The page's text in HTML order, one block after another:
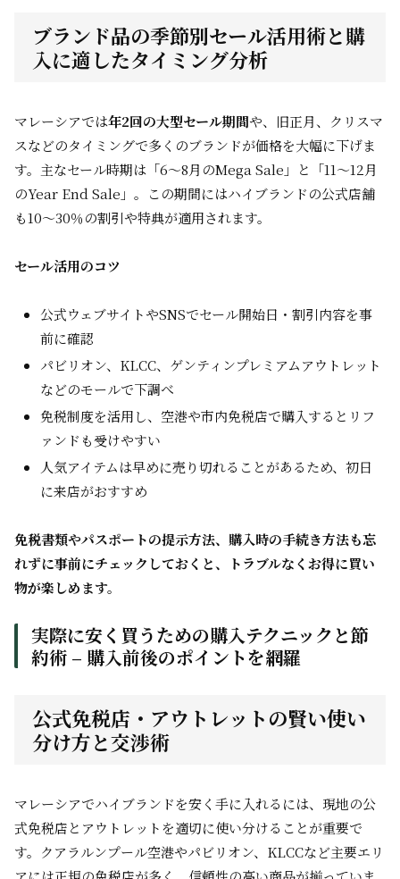
ブランド品の季節別セール活用術と購
入に適したタイミング分析
マレーシアでは年2回の大型セール期間や、旧正月、クリスマ
スなどのタイミングで多くのブランドが価格を大幅に下げま
す。主なセール時期は「6～8月のMega Sale」と「11～12月
のYear End Sale」。この期間にはハイブランドの公式店舗
も10～30％の割引や特典が適用されます。
セール活用のコツ
公式ウェブサイトやSNSでセール開始日・割引内容を事
前に確認
パビリオン、KLCC、ゲンティンプレミアムアウトレット
などのモールで下調べ
免税制度を活用し、空港や市内免税店で購入するとリフ
ァンドも受けやすい
人気アイテムは早めに売り切れることがあるため、初日
に来店がおすすめ
免税書類やパスポートの提示方法、購入時の手続き方法も忘
れずに事前にチェックしておくと、トラブルなくお得に買い
物が楽しめます。
実際に安く買うための購入テクニックと節
約術 – 購入前後のポイントを網羅
公式免税店・アウトレットの賢い使い
分け方と交渉術
マレーシアでハイブランドを安く手に入れるには、現地の公
式免税店とアウトレットを適切に使い分けることが重要で
す。クアラルンプール空港やパビリオン、KLCCなど主要エリ